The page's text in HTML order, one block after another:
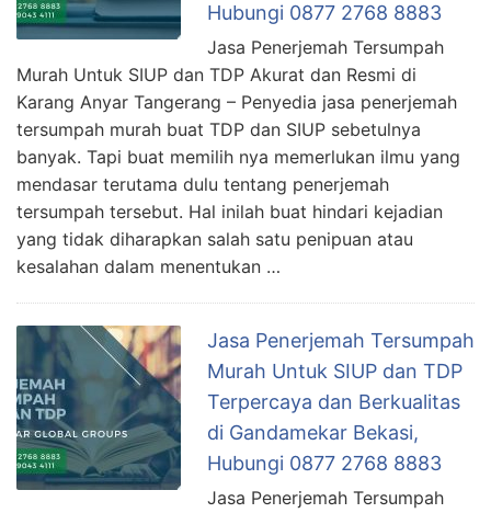
Hubungi 0877 2768 8883
Jasa Penerjemah Tersumpah
Murah Untuk SIUP dan TDP Akurat dan Resmi di
Karang Anyar Tangerang – Penyedia jasa penerjemah
tersumpah murah buat TDP dan SIUP sebetulnya
banyak. Tapi buat memilih nya memerlukan ilmu yang
mendasar terutama dulu tentang penerjemah
tersumpah tersebut. Hal inilah buat hindari kejadian
yang tidak diharapkan salah satu penipuan atau
kesalahan dalam menentukan …
Jasa Penerjemah Tersumpah
Murah Untuk SIUP dan TDP
Terpercaya dan Berkualitas
di Gandamekar Bekasi,
Hubungi 0877 2768 8883
Jasa Penerjemah Tersumpah